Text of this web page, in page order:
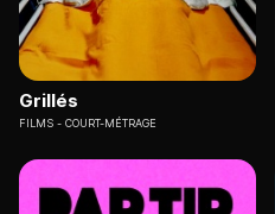
Grillés
FILMS COURT-MÉTRAGE